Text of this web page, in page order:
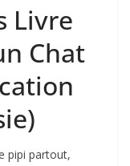
Livre
Chat
pipi partout,